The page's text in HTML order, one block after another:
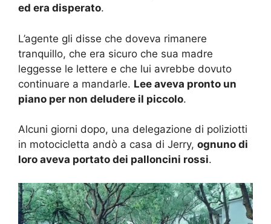
ed era disperato.
L’agente gli disse che doveva rimanere
tranquillo, che era sicuro che sua madre
leggesse le lettere e che lui avrebbe dovuto
continuare a mandarle. Lee aveva pronto un
piano per non deludere il piccolo.
Alcuni giorni dopo, una delegazione di poliziotti
in motocicletta andò a casa di Jerry, ognuno di
loro aveva portato dei palloncini rossi.